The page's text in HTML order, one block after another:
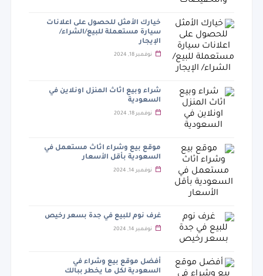
خيارك الأمثل للحصول على اعلانات
سيارة مستعملة للبيع/الشراء/
الإيجار
نوفمبر 18, 2024
شراء وبيع اثاث المنزل اونلاين في
السعودية
نوفمبر 18, 2024
موقع بيع وشراء اثاث مستعمل في
السعودية بأقل الأسعار
نوفمبر 14, 2024
غرف نوم للبيع في جدة بسعر رخيص
نوفمبر 14, 2024
أفضل موقع بيع وشراء في
السعودية لكل ما يخطر ببالك